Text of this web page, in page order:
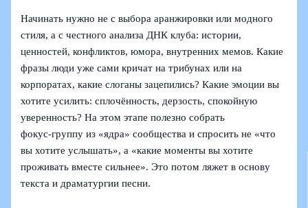
Начинать нужно не с выбора аранжировки или модного
стиля, а с честного анализа ДНК клуба: истории,
ценностей, конфликтов, юмора, внутренних мемов. Какие
фразы люди уже сами кричат на трибунах или на
корпоратах, какие слоганы зацепились? Какие эмоции вы
хотите усилить: сплочённость, дерзость, спокойную
уверенность? На этом этапе полезно собрать
фокус‑группу из «ядра» сообщества и спросить не «что
вы хотите услышать», а «какие моменты вы хотите
проживать вместе сильнее». Это потом ляжет в основу
текста и драматургии песни.